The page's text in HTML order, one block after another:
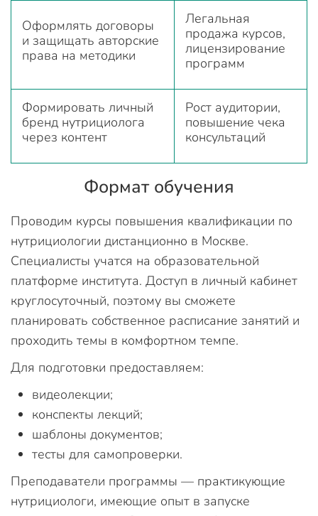
Оформлять договоры
и защищать авторские
права на методики
Легальная
продажа курсов,
лицензирование
программ
Формировать личный
бренд нутрициолога
через контент
Рост аудитории,
повышение чека
консультаций
Формат обучения
Проводим курсы повышения квалификации по
нутрициологии дистанционно в Москве.
Специалисты учатся на образовательной
платформе института. Доступ в личный кабинет
круглосуточный, поэтому вы сможете
планировать собственное расписание занятий и
проходить темы в комфортном темпе.
Для подготовки предоставляем:
видеолекции;
конспекты лекций;
шаблоны документов;
тесты для самопроверки.
Преподаватели программы — практикующие
нутрициологи, имеющие опыт в запуске